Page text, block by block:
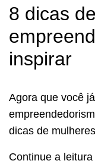
8 dicas
inspirar
Agora que você
dicas de
Continue a